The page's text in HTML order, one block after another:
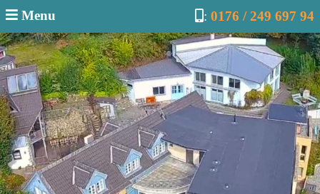
Menu : 0176 / 249 697 94